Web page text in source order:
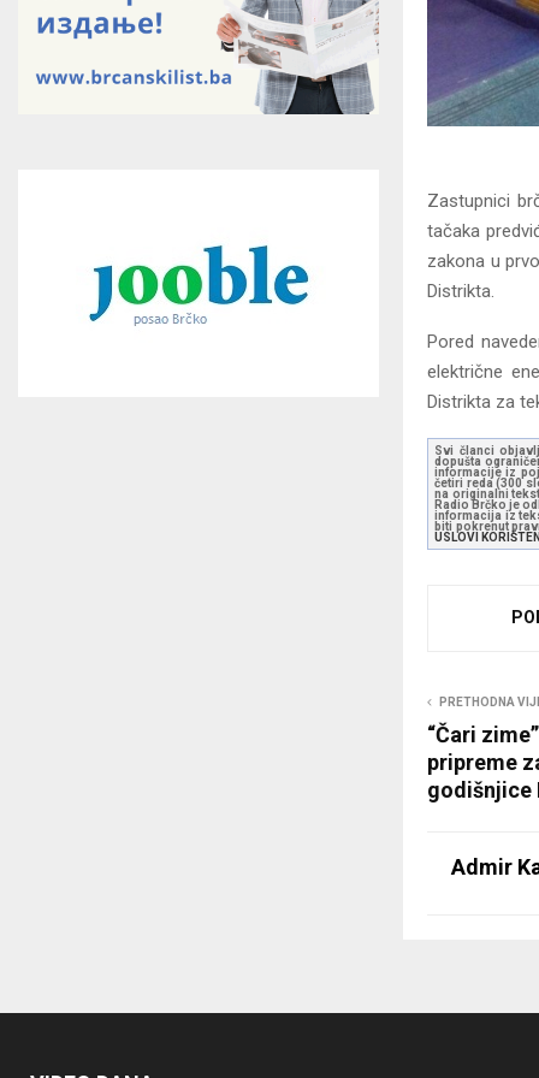
Zastupnici
tačaka
zakona u
Distrikta.
Pored
električne
Distrikta za
Svi članci
dopušta
informacije iz
četiri reda (300
na originalni
Radio Brčko je
informacija iz
biti pokrenut
USLOVI
PRETHODNA
“Čari
pripreme
godišnjice
Admir